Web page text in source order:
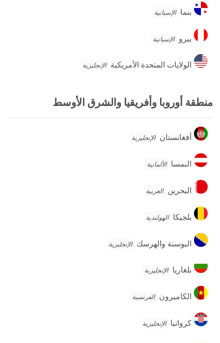
بنمابنما الإسبانية
بيروبيرو الإسبانية
الولايات
المتحدة
الولايات المتحدة الأمريكية الإنجليزية
منطقة أوروبا وأفريقيا والشرق الأوسط
أفغانستان
أفغانستان الإنجليزية
النمسا
النمسا الألمانية
البحرين
البحرين العربية
بلجيكا
بلجيكا الهولندية
البوسنة
والهرسك
البوسنة والهرسك الإنجليزية
بلغاريا
بلغاريا الإنجليزية
الكاميرون
الكاميرون الفرنسية
كرواتيا
كرواتيا الإنجليزية